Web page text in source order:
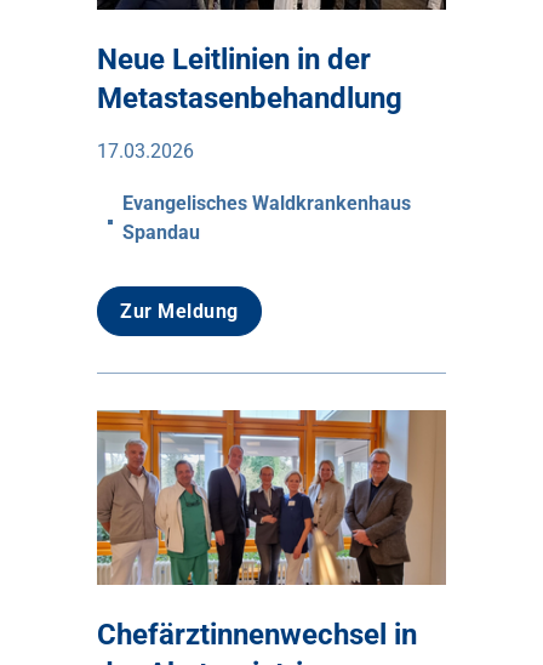
Neue Leitlinien in der
Metastasenbehandlung
17.03.2026
Evangelisches Waldkrankenhaus
Spandau
Zur Meldung
Chefärztinnenwechsel in